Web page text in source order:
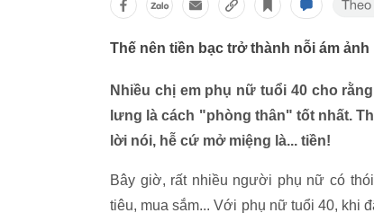
Thế nên tiền bạc trở thành nỗi ám
Nhiều chị em phụ nữ tuổi 40 cho
lưng là cách "phòng thân" tốt nhất.
lời nói, hễ cứ mở miệng là... tiền!
Bây giờ, rất nhiều người phụ nữ có
tiêu, mua sắm... Với phụ nữ tuổi 40, khi